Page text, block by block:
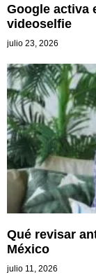
Google activa
videoselfie
julio 23, 2026
Qué revisar
México
julio 11, 2026